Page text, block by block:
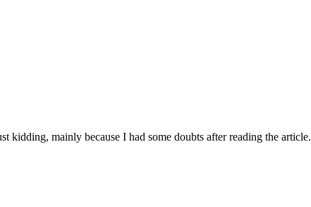
kidding, mainly because I had some doubts after reading the article.